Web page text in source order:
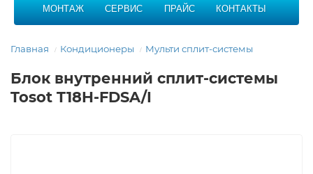
МОНТАЖ СЕРВИС ПРАЙС КОНТАКТЫ
Главная Кондиционеры Мульти сплит-системы
Блок внутренний сплит-системы
Tosot T18H-FDSA/I